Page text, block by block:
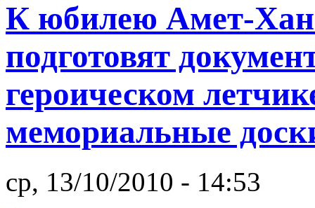
К юбилею Амет-
подготовят
героическом
мемориальные
ср, 13/10/2010 - 14:53